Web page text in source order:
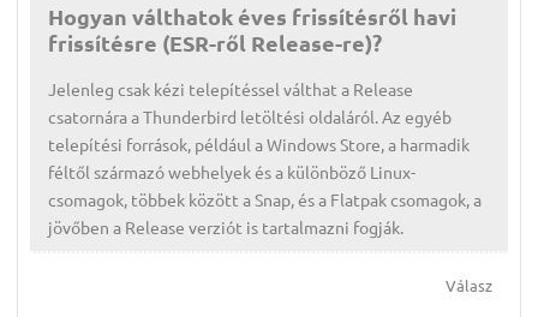
Hogyan válthatok éves frissítésről havi
frissítésre (ESR-ről Release-re)?
Jelenleg csak kézi telepítéssel válthat a Release
csatornára a Thunderbird letöltési oldaláról. Az egyéb
telepítési források, például a Windows Store, a harmadik
féltől származó webhelyek és a különböző Linux-
csomagok, többek között a Snap, és a Flatpak csomagok, a
jövőben a Release verziót is tartalmazni fogják.
Válasz